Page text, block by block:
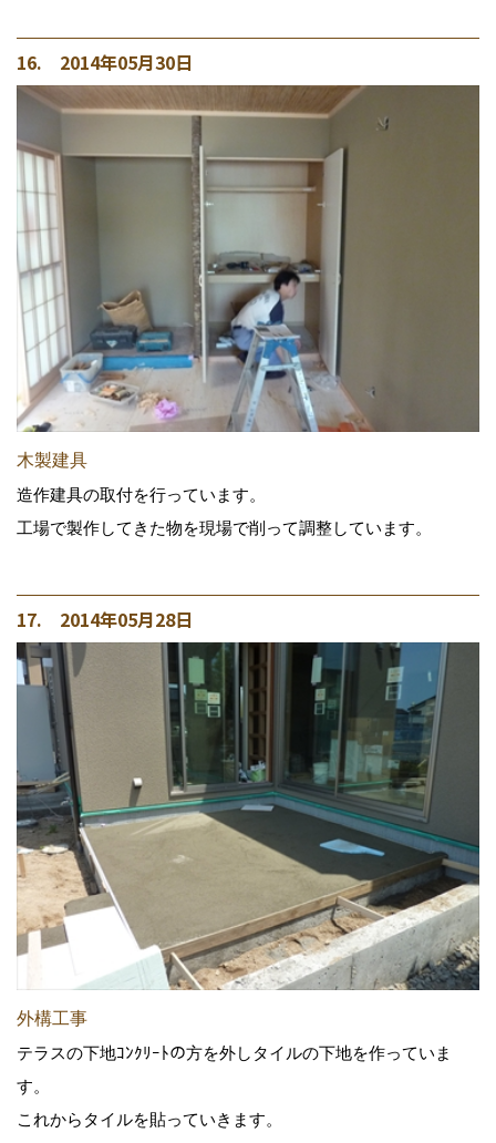
16. 2014年05月30日
木製建具
造作建具の取付を行っています。
工場で製作してきた物を現場で削って調整しています。
17. 2014年05月28日
外構工事
テラスの下地ｺﾝｸﾘｰﾄの方を外しタイルの下地を作っていま
す。
これからタイルを貼っていきます。